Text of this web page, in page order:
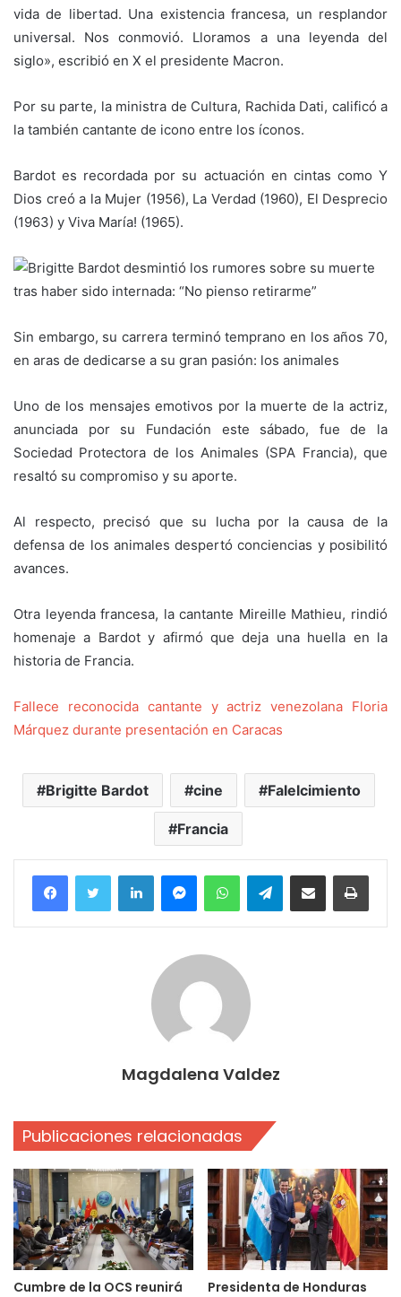
vida de libertad. Una existencia francesa, un resplandor
universal. Nos conmovió. Lloramos a una leyenda del
siglo», escribió en X el presidente Macron.
Por su parte, la ministra de Cultura, Rachida Dati, calificó a
la también cantante de icono entre los íconos.
Bardot es recordada por su actuación en cintas como Y
Dios creó a la Mujer (1956), La Verdad (1960), El Desprecio
(1963) y Viva María! (1965).
Sin embargo, su carrera terminó temprano en los años 70,
en aras de dedicarse a su gran pasión: los animales
Uno de los mensajes emotivos por la muerte de la actriz,
anunciada por su Fundación este sábado, fue de la
Sociedad Protectora de los Animales (SPA Francia), que
resaltó su compromiso y su aporte.
Al respecto, precisó que su lucha por la causa de la
defensa de los animales despertó conciencias y posibilitó
avances.
Otra leyenda francesa, la cantante Mireille Mathieu, rindió
homenaje a Bardot y afirmó que deja una huella en la
historia de Francia.
Fallece reconocida cantante y actriz venezolana Floria
Márquez durante presentación en Caracas
Brigitte Bardot cine Falelcimiento
Francia
FacebookTwitter LinkedInMessengerWhatsAppTelegramCompartir por correo electrónico
Magdalena Valdez
Publicaciones relacionadas
Cumbre de la OCS reunirá
Presidenta de Honduras